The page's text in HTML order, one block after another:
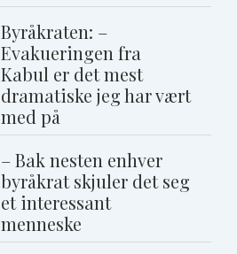
Byråkraten: –
Evakueringen fra
Kabul er det mest
dramatiske jeg har vært
med på
– Bak nesten enhver
byråkrat skjuler det seg
et interessant
menneske